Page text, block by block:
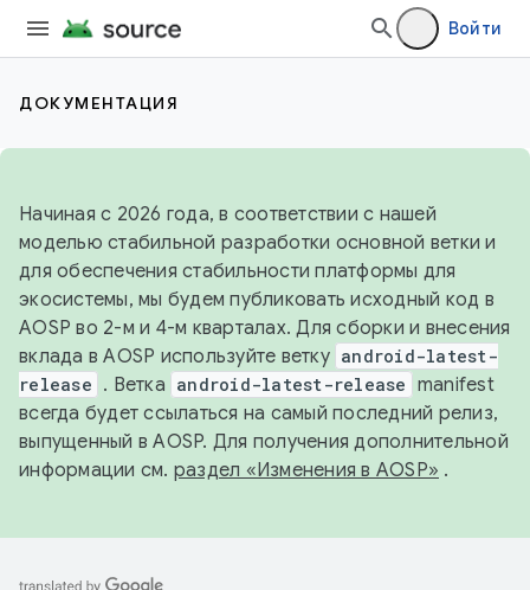
Войти
ДОКУМЕНТАЦИЯ
Начиная с 2026 года, в соответствии с нашей
моделью стабильной разработки основной ветки и
для обеспечения стабильности платформы для
экосистемы, мы будем публиковать исходный код в
AOSP во 2-м и 4-м кварталах. Для сборки и внесения
вклада в AOSP используйте ветку android-latest-
release . Ветка android-latest-release manifest
всегда будет ссылаться на самый последний релиз,
выпущенный в AOSP. Для получения дополнительной
информации см. раздел «Изменения в AOSP» .